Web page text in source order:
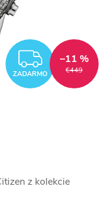
ZADARMO €449
–11 %
z kolekcie